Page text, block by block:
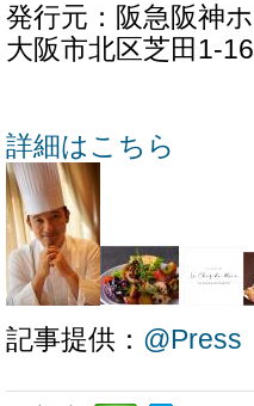
発行元：阪急阪神
大阪市北区芝田1-
詳細はこちら
記事提供： @Press